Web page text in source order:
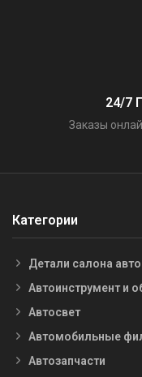
24/7
Заказы
Категории
Детали салона
Автоинструмент и
Автосвет
Автомобильные
Автозапчасти